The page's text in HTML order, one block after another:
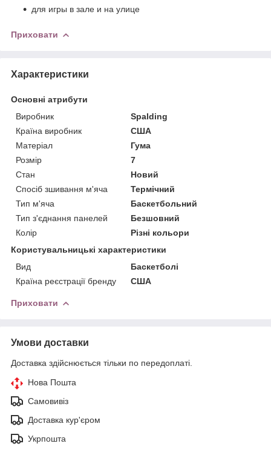
для игры в зале и на улице
Приховати
Характеристики
Основні атрибути
Виробник
Spalding
Країна виробник
США
Матеріал
Гума
Розмір
7
Стан
Новий
Спосіб зшивання м'яча
Термічний
Тип м'яча
Баскетбольний
Тип з'єднання панелей
Безшовний
Колір
Різні кольори
Користувальницькі характеристики
Вид
Баскетболі
Країна реєстрації бренду
США
Приховати
Умови доставки
Доставка здійснюється тільки по передоплаті.
Нова Пошта
Самовивіз
Доставка кур'єром
Укрпошта